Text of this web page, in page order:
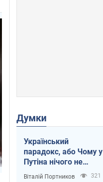
Думки
Український
парадокс, або Чому у
Путіна нічого не
вийшло з Україною
Віталій Портников 321